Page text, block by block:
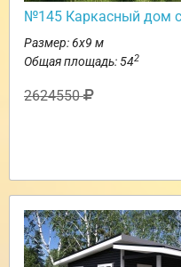
№145 Каркасный дом с
Размер: 6х9 м
Общая площадь: 542
2624550